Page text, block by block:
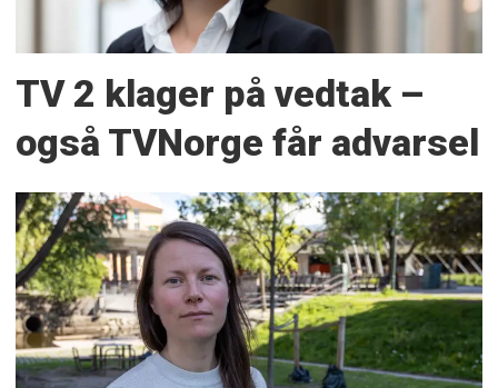
TV 2 klager på vedtak –
også TVNorge får advarsel